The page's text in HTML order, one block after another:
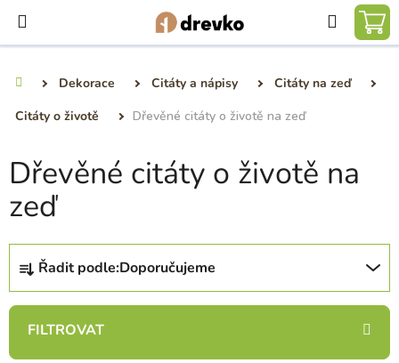
obsah
Hledat
Dekorace Citáty a nápisy
Citáty na zeď
Citáty o životě
Dřevěné citáty o životě na zeď
Dřevěné citáty o životě na
zeď
Ř
z
n
Řadit podle:Doporučujeme